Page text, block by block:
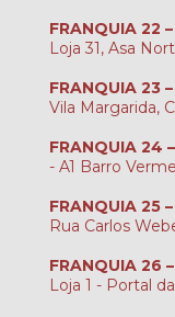
FRANQUIA 22
Loja 31, Asa
FRANQUIA 23
Vila Margarida,
FRANQUIA 24
- A1 Barro
FRANQUIA 25
Rua Carlos
FRANQUIA 26
Loja 1 - Portal